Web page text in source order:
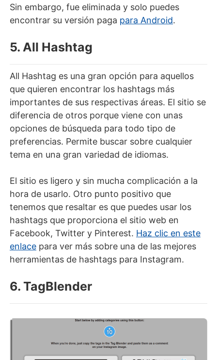
Sin embargo, fue eliminada y solo puedes
encontrar su versión paga para Android.
5. All Hashtag
All Hashtag es una gran opción para aquellos
que quieren encontrar los hashtags más
importantes de sus respectivas áreas. El sitio se
diferencia de otros porque viene con unas
opciones de búsqueda para todo tipo de
preferencias. Permite buscar sobre cualquier
tema en una gran variedad de idiomas.
El sitio es ligero y sin mucha complicación a la
hora de usarlo. Otro punto positivo que
tenemos que resaltar es que puedes usar los
hashtags que proporciona el sitio web en
Facebook, Twitter y Pinterest. Haz clic en este
enlace para ver más sobre una de las mejores
herramientas de hashtags para Instagram.
6. TagBlender